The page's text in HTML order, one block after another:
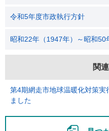
令和5年度市政執行方針
昭和22年（1947年）～昭和50
関
第4期網走市地球温暖化対策実
ました